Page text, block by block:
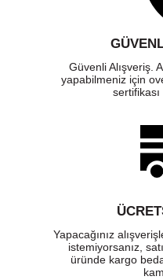
Güvenli Alışveriş.
yapabilmeniz için
Yapacağınız
istemiyorsanız,
üründe kargo